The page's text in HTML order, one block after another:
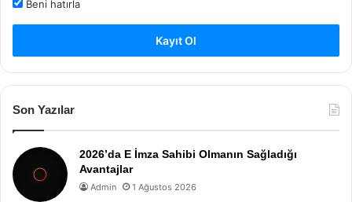
Beni hatırla
Kayıt Ol
Son Yazılar
2026’da E İmza Sahibi Olmanın Sağladığı
Avantajlar
Admin 1 Ağustos 2026